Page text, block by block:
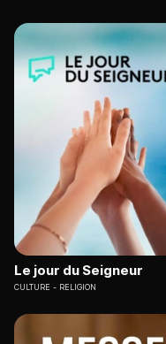
Le jour du Seigneur
CULTURE RELIGION